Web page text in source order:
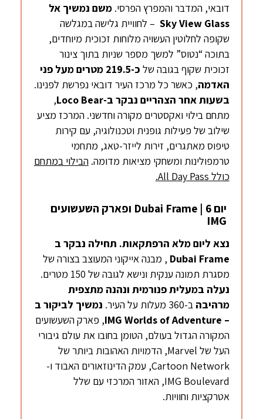
דובאי, המדבר והמפרץ הפרסי.משם נמשיך אל
Sky View Glass
– לחוויית גלישה במגלשה
שקופה לחלוטין העשויה מלוחות זכוכית מיוחדים,
בתוכה “נטוס” למשך מספר שניות בתוך צינור
זכוכית שקוף בגובה של
כ-219.5 מטרים מעל פני
האדמה, כאשר כל מרכז העיר דובאי נפרשת לפנינו.
בשעות אחר הצהריים נבקר ב-Loco Bear
,
מתחם בילוי ואקסטרים מקורה וחדשני. המרכז מציע
שילוב של פעילות גופנית וטכנולוגיה, עם קירות
טיפוס מאתגרים, זירות לייזר-טאג, מתחמי
טרמפולינות ומשחקי מציאות מדומה.הבילוי במתחם
כולל All Day Pass
.
יום 6 | Dubai Frame ופארק השעשועים
IMG
נצא ליום מלא הרפתקאות. תחילה נבקר ב
Dubai Frame , מבנה אייקוני המעוצב בצורה של
מסגרת תמונה ענקית ונישא לגובה של 150 מטרים.
נעלה במעלית פנורמית ונהנה מתצפית
מרהיבהב-360 מעלות על העיר.
נמשיך לביקור ב
–
IMG Worlds of Adventure, פארק השעשועים
המקורה הגדול בעולם, הטומן בחובו את עולם גיבורי
העל של Marvel, הדמויות האהובות ביותר של
Cartoon Network, עמק הדינוזאורים האבוד ו-
IMG Boulevard, האזור המרכזי עם שלל
אטרקציות וחוויות.